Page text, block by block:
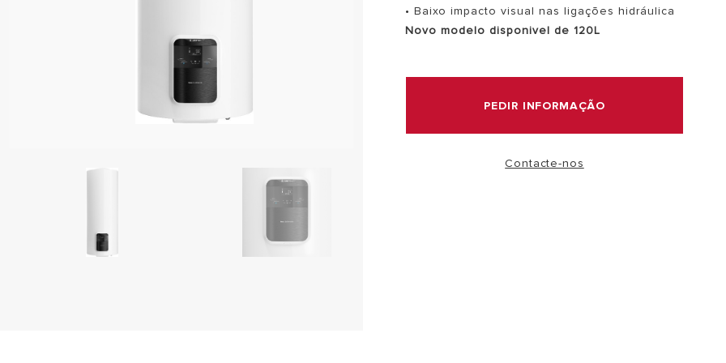
VER MAIS
DE CALDEIRAS
• Baixo impacto visual nas ligações hidráulica
Novo modelo disponivel de 120L
PEDIR INFORMAÇÃO
Contacte-nos